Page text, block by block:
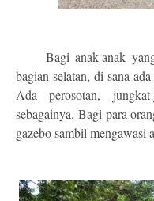
Bagi anak-anak
bagian selatan, di sana
Ada perosotan,
sebagainya. Bagi para
gazebo sambil mengawasi